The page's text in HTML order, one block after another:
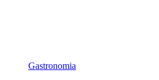
Gastronomia